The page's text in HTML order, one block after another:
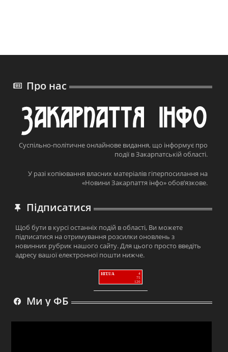
Про нас
Суспільно-політичне онлайнове видання, що інформує про
події в Закарпатській області.
У разі копіювання власних матеріалів гіперпосилання на
«Новини Закарпаття інфо» обов’язкове.
Підписатися
Щоб бути в курсі останніх подій в області, Ви можете
підписатися на отримування розсилки оновлень з
новинних рубрик нашого сайту. Для цього просто введіть
адресу вашої електронної пошти нижче.
HIT.UA
4
75
120
Ми у ФБ